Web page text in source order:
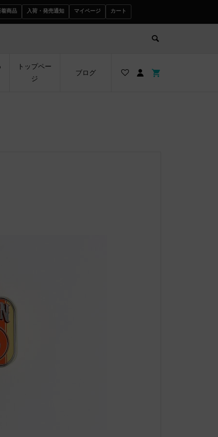
商品 入荷・発売通知 マイページ カート
トップペー
ジ
ブログ